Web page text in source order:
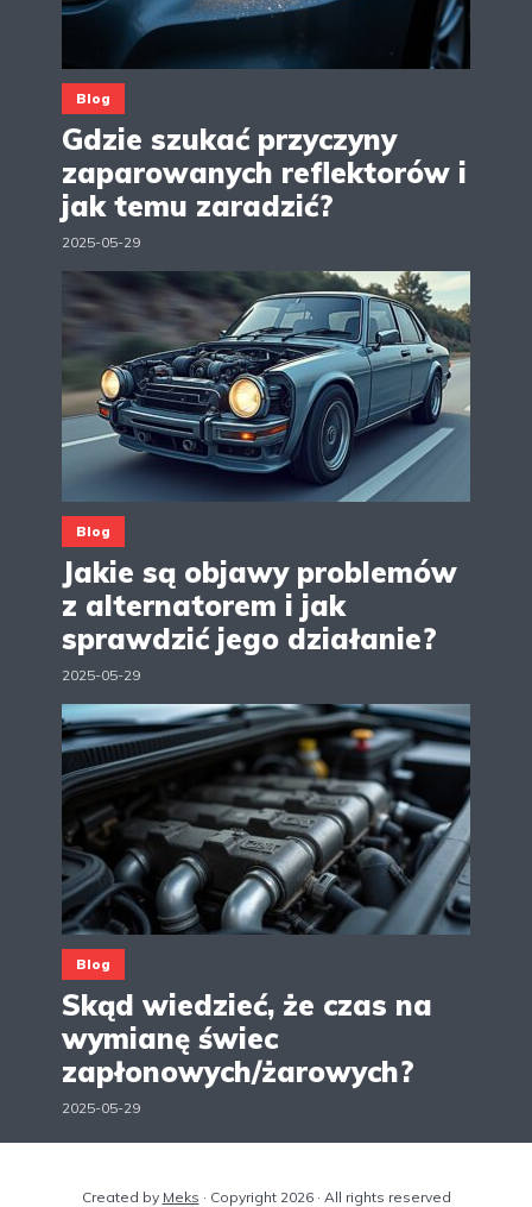
Blog
Gdzie szukać przyczyny
zaparowanych reflektorów i
jak temu zaradzić?
2025-05-29
Blog
Jakie są objawy problemów
z alternatorem i jak
sprawdzić jego działanie?
2025-05-29
Blog
Skąd wiedzieć, że czas na
wymianę świec
zapłonowych/żarowych?
2025-05-29
Created by Meks · Copyright 2026 · All rights reserved